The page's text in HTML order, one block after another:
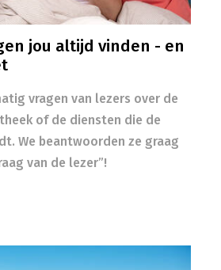
jou altijd vinden - en
vragen van lezers over de
of de diensten die de
We beantwoorden ze graag
van de lezer”!